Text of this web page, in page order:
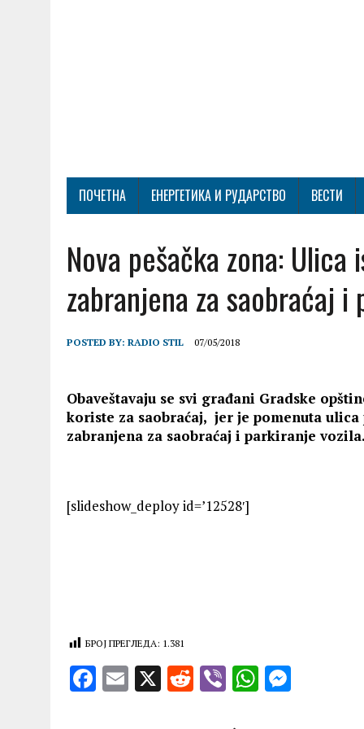
ПОЧЕТНА ЕНЕРГЕТИКА И РУДАРСТВО ВЕСТИ
Nova pešačka zona:
zabranjena za saobraćaj i
POSTED BY: RADIO STIL 07/05/2018
Obaveštavaju se svi građani Gradske
koriste za saobraćaj, jer je pomenuta
zabranjena za saobraćaj i parkiranje vozila.
[slideshow_deploy id=’12528′]
БРОЈ ПРЕГЛЕДА: 1.381
F E X R V W